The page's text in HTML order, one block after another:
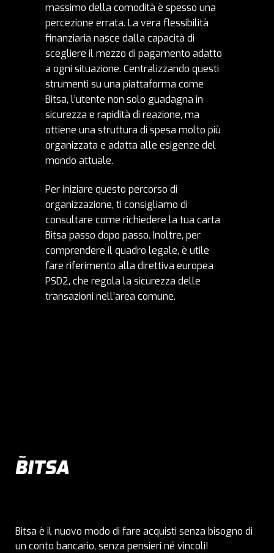
massimo della comodità è spesso una
percezione errata. La vera flessibilità
finanziaria nasce dalla capacità di
scegliere il mezzo di pagamento adatto
a ogni situazione. Centralizzando questi
strumenti su una piattaforma come
Bitsa, l’utente non solo guadagna in
sicurezza e rapidità di reazione, ma
ottiene una struttura di spesa molto più
organizzata e adatta alle esigenze del
mondo attuale.
Per iniziare questo percorso di
organizzazione, ti consigliamo di
consultare come richiedere la tua carta
Bitsa passo dopo passo. Inoltre, per
comprendere il quadro legale, è utile
fare riferimento alla direttiva europea
PSD2, che regola la sicurezza delle
transazioni nell’area comune.
Bitsa è il nuovo modo di fare acquisti senza bisogno di
un conto bancario, senza pensieri né vincoli!